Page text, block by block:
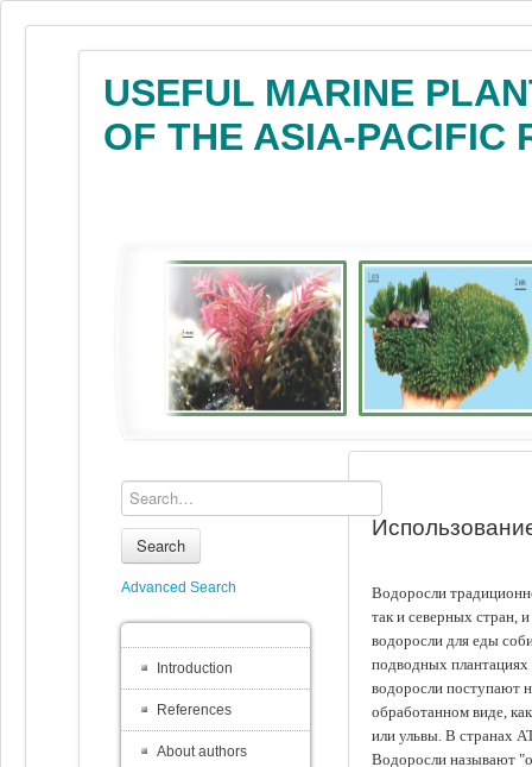
USEFUL MARINE
OF THE ASIA-PACIFIC
Водоросли
так и северных стран,
водоросли для еды
подводных
водоросли поступают
обработанном виде,
или ульвы. В странах
Водоросли называют
Search
Advanced Search
Introduction
References
About authors